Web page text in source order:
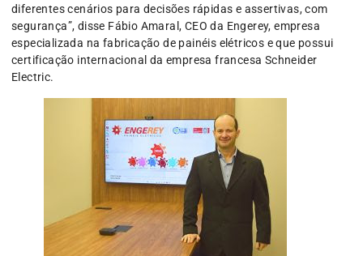
diferentes cenários para decisões rápidas e assertivas, com
segurança”, disse Fábio Amaral, CEO da Engerey, empresa
especializada na fabricação de painéis elétricos e que possui
certificação internacional da empresa francesa Schneider
Electric.